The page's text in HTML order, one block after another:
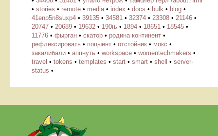
• stories • remote • media • index • docs • bulk • blog •
41enp5n8suxp4 • 39135 • 34581 • 32374 • 23308 • 21146 •
20747 • 20689 • 19632 • 190њ • 1894 • 18651 • 18545 •
11776 • фырган • скатор • родина континент •
рефлексировать • поцыент • отстойник • мокс •
закалибали • аппнуть • workspace • womentechmakers •
travel • tokens • templates • start • smart • shell • server-
status •